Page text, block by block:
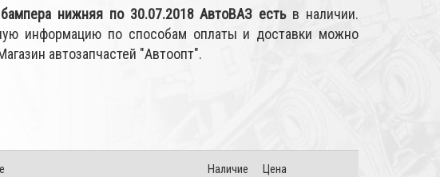
нижняя по 30.07.2018 АвтоВАЗ естьв наличии.
информацию по способам оплаты и доставки можно
автозапчастей "Автоопт".
Наличие Цена